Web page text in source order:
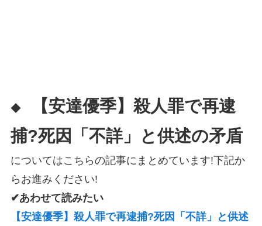
◆
【安達優季】殺人罪で再逮
捕?死因「不詳」と供述の矛盾
についてはこちらの記事にまとめています!下記か
らお進みください!
✔あわせて読みたい
【安達優季】殺人罪で再逮捕?死因「不詳」と供述